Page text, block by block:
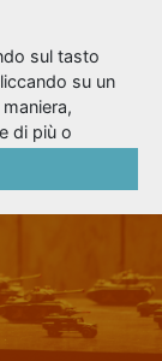
sul tasto
su un
di più o